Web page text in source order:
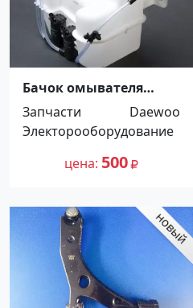
Бачок омывателя
Daewoo Matiz
Тимашевск
Запчасти
Daewoo
Электорооборудование
цена 500